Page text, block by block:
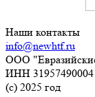
Наши контакты
info@newhtf.ru
ООО
ИНН
(с) 2025 год